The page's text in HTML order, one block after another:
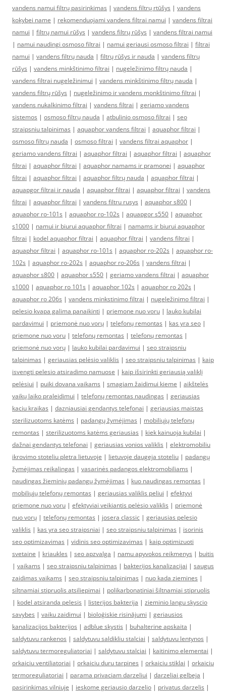
vandens namui filtrų pasirinkimas | vandens filtrų rtūšys | vandens
kokybei name | rekomenduojami vandens filtrai namui | vandens filtrai
namui | filtrų namui rūšys | vandens filtrų rūšys | vandens filtrai namui
| namui naudingi osmoso filtrai | namui geriausi osmoso filtrai | filtrai
namui | vandens filtrų nauda | filtrų rūšys ir nauda | vandens filtrų
rūšys | vandens minkštinimo filtrai | nugeležinimo filtrų nauda |
vandens filtrai nugeležinimui | vandens minkštinimo filtrų nauda |
vandens filtrų rūšys | nugeležinimo ir vandens monkštinimo filtrai |
vandens nukalkinimo filtrai | vandens filtrai | geriamo vandens
sistemos | osmoso filtrų nauda | atbulinio osmoso filtrai | seo
straipsniu talpinimas | aquaphor vandens filtrai | aquaphor filtrai |
osmoso filtrų nauda | osmoso filtrai | vandens filtrai aquaphor |
geriamo vandens filtrai | aquaphor filtrai | aquaphor filtrai | aquaphor
filtrai | aquaphor filtrai | aquaphor namams ir pramonei | aquaphor
filtrai | aquaphor filtrai | aquaphor filtrų nauda | aquaphor filtrai |
aquapgor filtrai ir nauda | aquaphor filtrai | aquaphor filtrai | vandens
filtrai | aquaphor filtrai | vandens filtru rusys | aquaphor s800 |
aquaphor ro-101s | aquaphor ro-102s | aquapgor s550 | aquaphor
s1000 | namui ir biurui aquaphor filtrai | namams ir biurui aquaphor
filtrai | kodel aquaphor filtrai | aquaphor filtrai | vandens filtrai |
aquaphor filtrai | aquaphor ro-101s | aquaphor ro-202s | aquaphor ro-
102s | aquaphor ro-202s | aquaphor ro-206s | vandens filtrai |
aquaphor s800 | aquaphor s550 | geriamo vandens filtrai | aquaphor
s1000 | aquaphor ro 101s | aquaphor 102s | aquaphor ro 202s |
aquaphor ro 206s | vandens minkstinimo filtrai | nugeležinimo filtrai |
pelesio kvapa galima panaikinti | priemone nuo voru | lauko kubilai
pardavimui | priemonė nuo vorų | telefonų remontas | kas yra seo |
priemone nuo voru | telefonų remontas | telefonų remontas |
priemonė nuo vorų | lauko kubilai pardavimui | seo straipsniu
talpinimas | geriausias pelėsio valiklis | seo straipsniu talpinimas | kaip
isvengti pelesio atsiradimo namuose | kaip išsirinkti geriausią valiklį
pelėsiui | puiki dovana vaikams | smagiam žaidimui kieme | aikštelės
vaikų laiko praleidimui | telefonų remontas naudingas | geriausias
kaciu kraikas | dazniausiai gendantys telefonai | geriausias maistas
sterilizuotoms katėms | padangų žymėjimas | mobiliųjų telefonų
remontas | sterilizuotoms katėms geriausias | kiek kainuoja kubilai |
dažnai gendantys telefonai | geriausias vonios valiklis | elektromobiliu
ikrovimo stoteliu pletra lietuvoje | lietuvoje daugeja stoteliu | padangų
žymėjimas reikalingas | vasarinės padangos elektromobiliams |
naudingas žieminių padangų žymėjimas | kuo naudingas remontas |
mobiliųjų telefonų remontas | geriausias valiklis peliui | efektyvi
priemone nuo voru | efektyviai veikiantis pelėsio valiklis | priemonė
nuo vorų | telefonų remontas | josera classic | geriausias pelesio
valiklis | kas yra seo straipsniai | seo straipsniu talpinimas | isorinis
seo optimizavimas | vidinis seo optimizavimas | kaip optimizuoti
svetaine | kriaukles | seo apzvalga | namu apyvokos reikmenys | buitis
| vaikams | seo straipsniu talpinimas | bakterijos kanalizacijai | saugus
zaidimas vaikams | seo straipsniu talpinimas | nuo kada ziemines |
siltnamiai stipruolis atsiliepimai | polikarbonatiniai šiltnamiai stipruolis
| kodel atsiranda pelesis | listerijos bakterija | zieminio langu skyscio
savybes | vaiku zaidimui | bioloģiskie risinājumi | geriausios
kanalizacijos bakterijos | adblue skystis | buhalterine apskaita |
saldytuvu rankenos | saldytuvu saldikliu stalciai | saldytuvu lentynos |
saldytuvu termoreguliatoriai | saldytuvu stalciai | kaitinimo elementai |
orkaiciu ventiliatoriai | orkaiciu duru tarpines | orkaiciu stiklai | orkaiciu
termoreguliatoriai | parama privaciam darzeliui | darzeliai gelbeja |
pasirinkimas vilniuje | ieskome geriausio darzelio | privatus darzelis |